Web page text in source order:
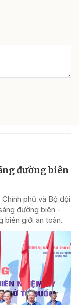
đường biên
phủ và Bộ đội
đường biên -
biên giới an toàn.